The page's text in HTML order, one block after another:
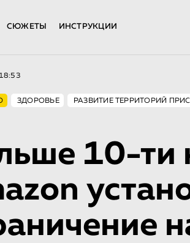
СЮЖЕТЫ ИНСТРУКЦИИ
ЗДОРОВЬЕ РАЗВИТИЕ ТЕРРИТОРИЙ
10-ти